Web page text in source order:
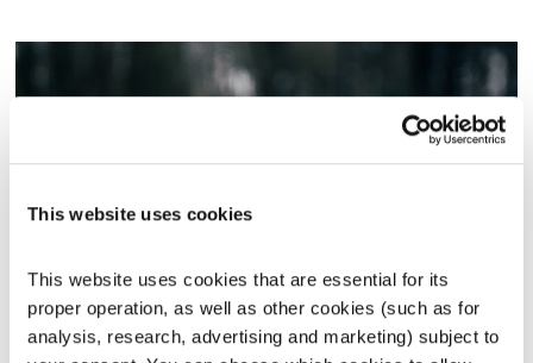
This website uses cookies
This website uses cookies that are essential for its
proper operation, as well as other cookies (such as for
analysis, research, advertising and marketing) subject to
התעוררות – 23.11.20
התעוררות
גליה גלעדי